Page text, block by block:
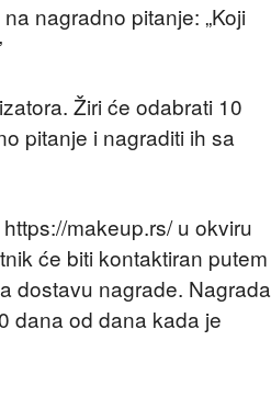
nagradno pitanje: „Koji
Žiri će odabrati 10
pitanje i nagraditi ih sa
makeup.rs/ u okviru
će biti kontaktiran putem
dostavu nagrade. Nagrada
dana od dana kada je